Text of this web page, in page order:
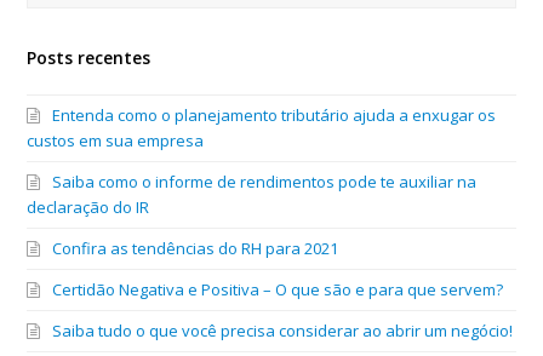
Posts recentes
Entenda como o planejamento tributário ajuda a enxugar os
custos em sua empresa
Saiba como o informe de rendimentos pode te auxiliar na
declaração do IR
Confira as tendências do RH para 2021
Certidão Negativa e Positiva – O que são e para que servem?
Saiba tudo o que você precisa considerar ao abrir um negócio!